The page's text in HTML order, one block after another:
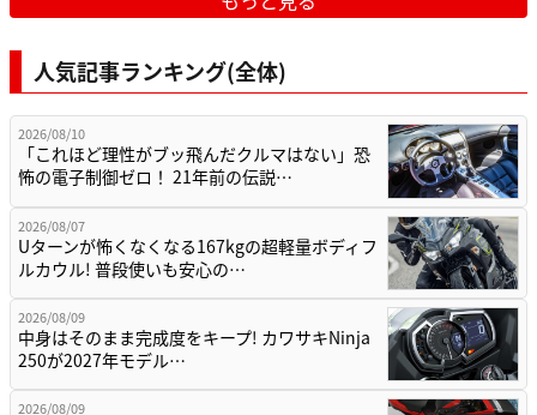
人気記事ランキング(全体)
2026/08/10
「これほど理性がブッ飛んだクルマはない」恐
怖の電子制御ゼロ！ 21年前の伝説…
2026/08/07
Uターンが怖くなくなる167kgの超軽量ボディフ
ルカウル! 普段使いも安心の…
2026/08/09
中身はそのまま完成度をキープ! カワサキNinja
250が2027年モデル…
2026/08/09